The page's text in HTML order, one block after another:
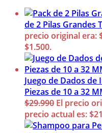
de 2 Pilas Grandes
precio original era:
$1.500.
Juego de Dados de
Piezas de 10 a 32
$29.990 El precio
precio actual es: